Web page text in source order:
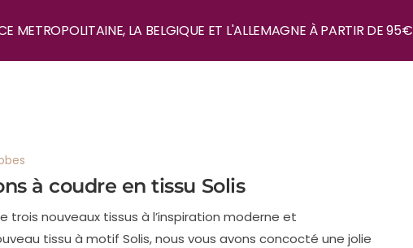
METROPOLITAINE, LA BELGIQUE ET L'ALLEMAGNE À PARTIR DE 95€
à coudre en tissu Solis
trois nouveaux tissus à l’inspiration moderne et
tissu à motif Solis, nous vous avons concocté une jolie